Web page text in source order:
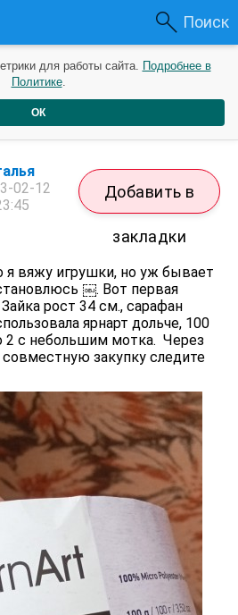
Поиск
02-12
Добавить в
закладки
я вяжу игрушки, но уж бывает
￼. Вот первая
рост 34 см., сарафан
ярнарт дольче, 100
2 с небольшим мотка. Через
закупку следите
для работы сайта. Подробнее в
Политике.
ОК